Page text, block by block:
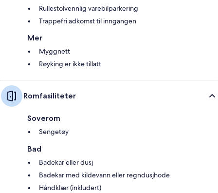
Rullestolvennlig varebilparkering
Trappefri adkomst til inngangen
Mer
Myggnett
Røyking er ikke tillatt
Romfasiliteter
Soverom
Sengetøy
Bad
Badekar eller dusj
Badekar med kildevann eller regndusjhode
Håndklær (inkludert)